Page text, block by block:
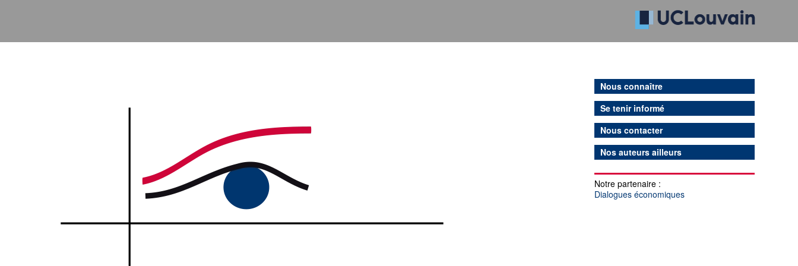
Nous connaître
Se tenir informé
Nous contacter
Nos auteurs ailleurs
Notre partenaire :
Dialogues économiques